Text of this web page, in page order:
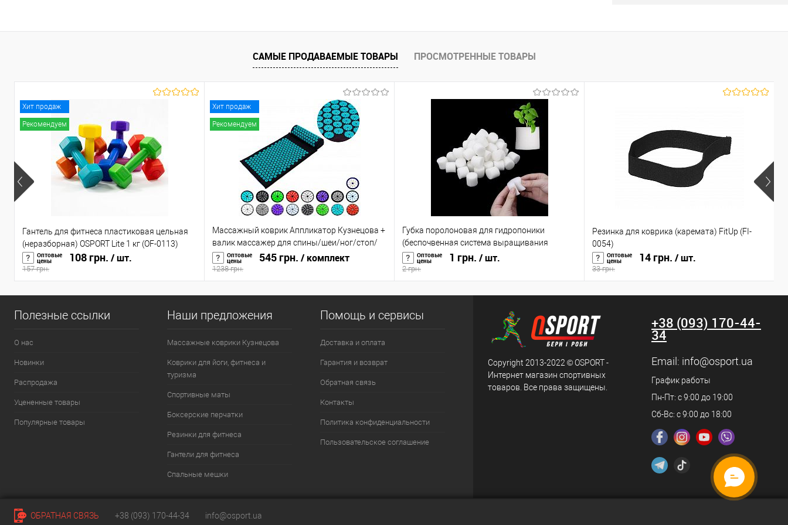
САМЫЕ ПРОДАВАЕМЫЕ ТОВАРЫ ПРОСМОТРЕННЫЕ ТОВАРЫ
Хит продаж
Рекомендуем
Гантель для фитнеса пластиковая цельная
(неразборная) OSPORT Lite 1 кг (OF-0113)
Оптовые
цены 108 грн. / шт.
157 грн.
Хит продаж
Рекомендуем
Массажный коврик Аппликатор Кузнецова +
валик массажер для спины/шеи/ног/стоп/
головы/тела OSPORT Pro (apl-011)
Оптовые
цены 545 грн. / комплект
1238 грн.
Губка поролоновая для гидропоники
(беспочвенная система выращивания
растений) для сада, аквариума (R-00104)
Оптовые
цены 1 грн. / шт.
2 грн.
Резинка для коврика (каремата) FitUp (FI-
0054)
Оптовые
цены 14 грн. / шт.
33 грн.
Полезные ссылки
О нас
Новинки
Распродажа
Уцененные товары
Популярные товары
Наши предложения
Массажные коврики Кузнецова
Коврики для йоги, фитнеса и
туризма
Спортивные маты
Боксерские перчатки
Резинки для фитнеса
Гантели для фитнеса
Спальные мешки
Помощь и сервисы
Доставка и оплата
Гарантия и возврат
Обратная связь
Контакты
Политика конфиденциальности
Пользовательское соглашение
Copyright 2013-2022 © OSPORT -
Интернет магазин спортивных
товаров. Все права защищены.
+38 (093) 170-44-
34
Email: info@osport.ua
График работы
Пн-Пт: с 9:00 до 19:00
Сб-Вс: с 9:00 до 18:00
ОБРАТНАЯ СВЯЗЬ +38 (093) 170-44-34 info@osport.ua